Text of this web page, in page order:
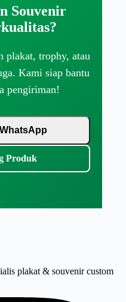
Souvenir
plakat, trophy, atau
Kami siap bantu
pengiriman!
Produk
plakat & souvenir custom